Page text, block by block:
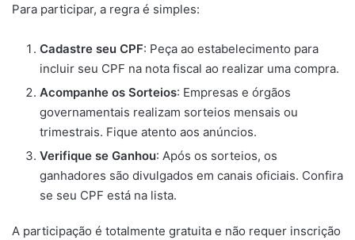
Para participar, a regra é simples:
Cadastre seu CPF: Peça ao estabelecimento para
incluir seu CPF na nota fiscal ao realizar uma compra.
Acompanhe os Sorteios: Empresas e órgãos
governamentais realizam sorteios mensais ou
trimestrais. Fique atento aos anúncios.
Verifique se Ganhou: Após os sorteios, os
ganhadores são divulgados em canais oficiais. Confira
se seu CPF está na lista.
A participação é totalmente gratuita e não requer inscrição